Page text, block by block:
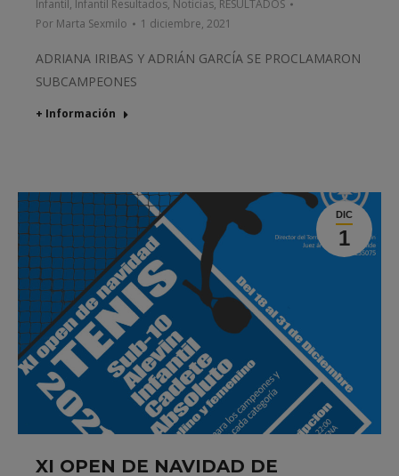
Infantil, Infantil Resultados, Noticias, RESULTADOS
Por Marta Sexmilo 1 diciembre, 2021
ADRIANA IRIBAS Y ADRIÁN GARCÍA SE PROCLAMARON
SUBCAMPEONES
+ Información
DIC
1
XI OPEN DE NAVIDAD DE